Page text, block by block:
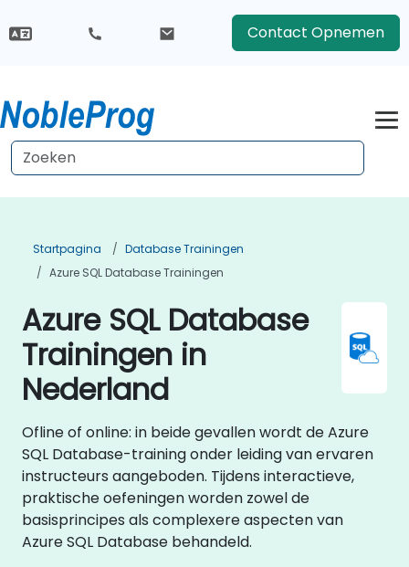
Contact Opnemen
Startpagina
Database Trainingen
Azure SQL Database Trainingen
Azure SQL Database
Trainingen in
Nederland
Ofline of online: in beide gevallen wordt de Azure
SQL Database-training onder leiding van ervaren
instructeurs aangeboden. Tijdens interactieve,
praktische oefeningen worden zowel de
basisprincipes als complexere aspecten van
Azure SQL Database behandeld.